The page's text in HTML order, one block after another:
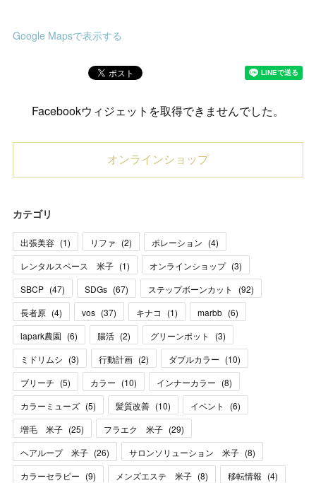
Google Mapsで表示する
Facebookウィジェットを取得できませんでした。
オンラインショップ
カテゴリ
出張美容 (1) リファ (2) ポレーション (4)
レンタルスペース 米子 (1) オンラインショップ (3)
SBCP (47) SDGs (67) ステップボーンカット (92)
長者原 (4) vos (37) キナコ (1) marbb (6)
lapark農園 (6) 腸活 (2) グリーンポット (3)
ミドリムシ (3) 行動計画 (2) ダブルカラー (10)
ブリーチ (5) カラー (10) インナーカラー (8)
カラーミューズ (5) 髪質改善 (10) イベント (6)
増毛 米子 (25) フラエク 米子 (29)
ヘアループ 米子 (26) サロンソリューション 米子 (8)
カラーセラピー (9) メンズエステ 米子 (8) 移転情報 (4)